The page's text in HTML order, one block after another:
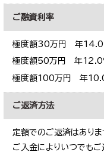
ご融資利率
極度額30万円 年14.0％
極度額50万円 年12.0％
極度額100万円 年10.0
ご返済方法
定額でのご返済はありま
ご入金によりいつでもご